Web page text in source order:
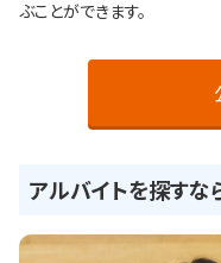
ぶことができます。
アルバイトを探すな